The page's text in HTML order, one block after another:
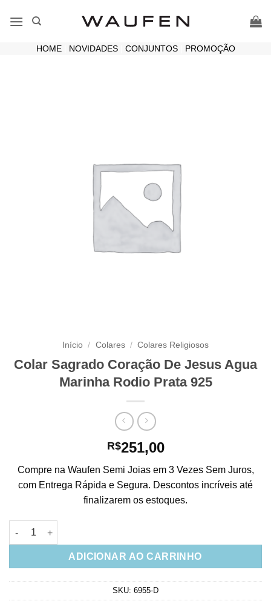
HOME| NOVIDADES| CONJUNTOS| PROMOÇÃO
Início / Colares / Colares Religiosos
Colar Sagrado Coração De Jesus Agua
Marinha Rodio Prata 925
R$251,00
Compre na Waufen Semi Joias em 3 Vezes Sem Juros,
com Entrega Rápida e Segura. Descontos incríveis até
finalizarem os estoques.
Colar Sagrado Coração De Jesus Agua Marinha Rodio Prata
ADICIONAR AO CARRINHO
SKU: 6955-D